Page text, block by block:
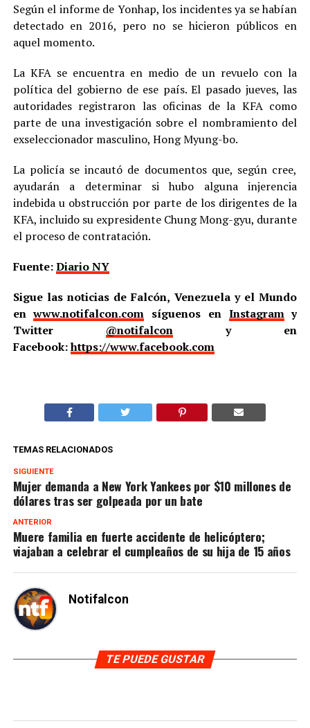
Según el informe de Yonhap, los incidentes ya se habían
detectado en 2016, pero no se hicieron públicos en
aquel momento.
La KFA se encuentra en medio de un revuelo con la
política del gobierno de ese país. El pasado jueves, las
autoridades registraron las oficinas de la KFA como
parte de una investigación sobre el nombramiento del
exseleccionador masculino, Hong Myung-bo.
La policía se incautó de documentos que, según cree,
ayudarán a determinar si hubo alguna injerencia
indebida u obstrucción por parte de los dirigentes de la
KFA, incluido su expresidente Chung Mong-gyu, durante
el proceso de contratación.
Fuente:Diario NY
Sigue las noticias de Falcón, Venezuela y el Mundo
enwww.notifalcon.com síguenos en Instagramy
Twitter @notifalcony en
Facebook:https://www.facebook.com
TEMAS RELACIONADOS
SIGUIENTE
Mujer demanda a New York Yankees por $10 millones de
dólares tras ser golpeada por un bate
ANTERIOR
Muere familia en fuerte accidente de helicóptero;
viajaban a celebrar el cumpleaños de su hija de 15 años
Notifalcon
TE PUEDE GUSTAR